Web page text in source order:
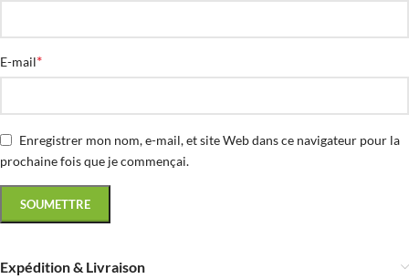
E-mail*
Enregistrer mon nom, e-mail, et site Web dans ce navigateur pour la
prochaine fois que je commençai.
Expédition & Livraison